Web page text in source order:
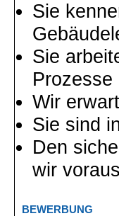
Sie
Sie
Wir
Sie sind
Den
wir voraus
BEWERBUNG